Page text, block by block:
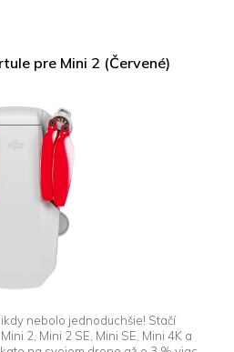
pre Mini 2 (Červené)
nebolo jednoduchšie! Stačí
2, Mini 2 SE, Mini SE, Mini 4K a